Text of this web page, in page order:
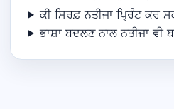
ਕੀ ਸਿਰਫ਼ ਨਤੀਜਾ ਪ੍ਰਿੰਟ ਕਰ
ਭਾਸ਼ਾ ਬਦਲਣ ਨਾਲ ਨਤੀਜਾ ਵੀ